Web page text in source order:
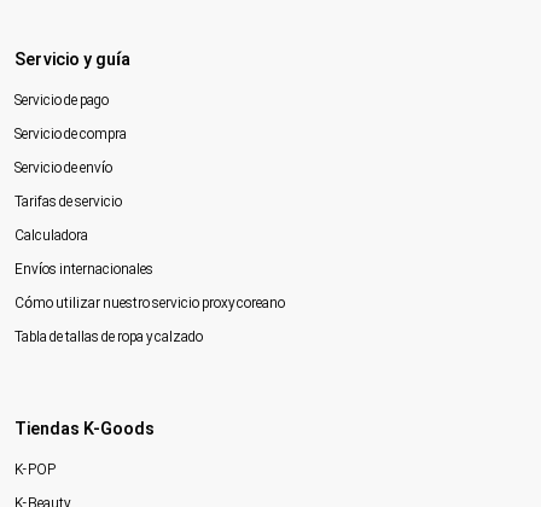
Servicio y guía
Servicio de pago
Servicio de compra
Servicio de envío
Tarifas de servicio
Calculadora
Envíos internacionales
Cómo utilizar nuestro servicio proxy coreano
Tabla de tallas de ropa y calzado
Tiendas K-Goods
K-POP
K-Beauty